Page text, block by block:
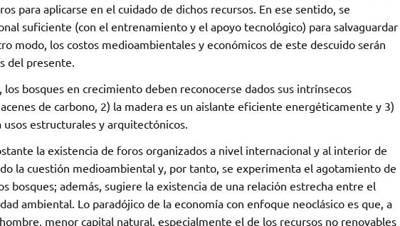
para aplicarse en el cuidado de dichos recursos. En ese sentido, se
suficiente (con el entrenamiento y el apoyo tecnológico) para salvaguardar
modo, los costos medioambientales y económicos de este descuido serán
del presente.
los bosques en crecimiento deben reconocerse dados sus intrínsecos
de carbono, 2) la madera es un aislante eficiente energéticamente y 3)
estructurales y arquitectónicos.
la existencia de foros organizados a nivel internacional y al interior de
la cuestión medioambiental y, por tanto, se experimenta el agotamiento de
bosques; además, sugiere la existencia de una relación estrecha entre el
ambiental. Lo paradójico de la economía con enfoque neoclásico es que, a
menor capital natural, especialmente el de los recursos no renovables